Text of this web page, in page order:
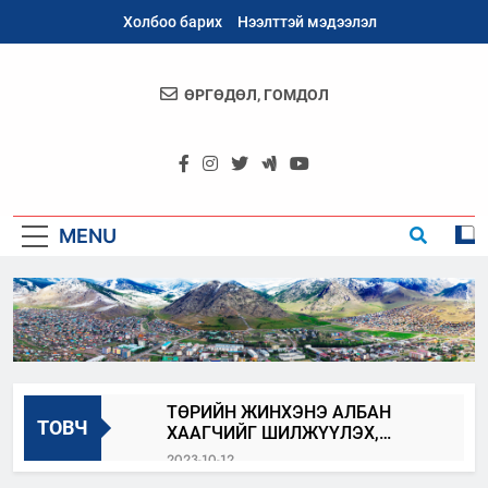
Холбоо барих Нээлттэй мэдээлэл
Архангай
ӨРГӨДӨЛ, ГОМДОЛ
MENU
ТОВЧ
ТӨРИЙН ЖИНХЭНЭ АЛБАН
ХААГЧИЙГ ШИЛЖҮҮЛЭХ,
СЭЛГЭН АЖИЛЛУУЛАХ ЗАР
2023-10-12